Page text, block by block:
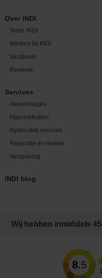
Over INDI
Team INDI
Werken bij INDI
Vacatures
Reviews
Services
Assemblages
Hijscertificaten
Hydrauliek services
Reparatie en revisie
Verspaning
INDI blog
Wij hebben inmiddels
8.5